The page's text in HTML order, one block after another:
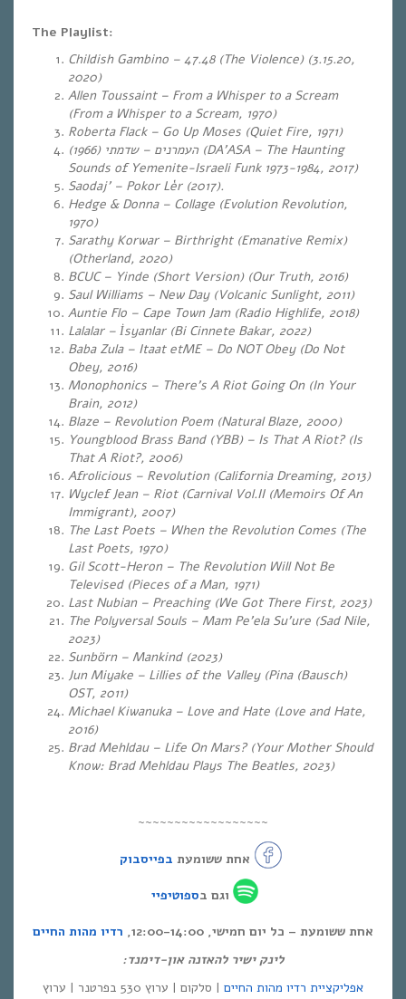
The Playlist:
Childish Gambino – 47.48 (The Violence) (3.15.20,
2020)
Allen Toussaint – From a Whisper to a Scream
(From a Whisper to a Scream, 1970)
Roberta Flack – Go Up Moses (Quiet Fire, 1971)
העמרנים –שדמתי
(1966) (DA’ASA – The Haunting
Sounds of Yemenite-Israeli Funk 1973-1984, 2017)
Saodaj’ – Pokor Lèr (2017).
Hedge & Donna – Collage (Evolution Revolution,
1970)
Sarathy Korwar – Birthright (Emanative Remix)
(Otherland, 2020)
BCUC – Yinde (Short Version) (Our Truth, 2016)
Saul Williams – New Day (Volcanic Sunlight, 2011)
Auntie Flo – Cape Town Jam (Radio Highlife, 2018)
Lalalar – İsyanlar (Bi Cinnete Bakar, 2022)
Baba Zula – Itaat etME – Do NOT Obey (Do Not
Obey, 2016)
Monophonics – There’s A Riot Going On (In Your
Brain, 2012)
Blaze – Revolution Poem (Natural Blaze, 2000)
Youngblood Brass Band (YBB) – Is That A Riot? (Is
That A Riot?, 2006)
Afrolicious – Revolution (California Dreaming, 2013)
Wyclef Jean – Riot (Carnival Vol.II (Memoirs Of An
Immigrant), 2007)
The Last Poets – When the Revolution Comes (The
Last Poets, 1970)
Gil Scott-Heron – The Revolution Will Not Be
Televised (Pieces of a Man, 1971)
Last Nubian – Preaching (We Got There First, 2023)
The Polyversal Souls – Mam Pe’ela Su’ure (Sad Nile,
2023)
Sunbörn – Mankind (2023)
Jun Miyake – Lillies of the Valley (Pina (Bausch)
OST, 2011)
Michael Kiwanuka – Love and Hate (Love and Hate,
2016)
Brad Mehldau – Life On Mars? (Your Mother Should
Know: Brad Mehldau Plays The Beatles, 2023)
~~~~~~~~~~~~~~~~~~
אחת ששומעת בפייסבוק
וגם בספוטיפיי
אחת ששומעת – כל יום חמישי, 12:00-14:00,
רדיו מהות החיים
לינק ישיר להאזנה און-דימנד:
אפליקציית רדיו מהות החיים
| סלקום | ערוץ 530 בפרטנר | ערוץ